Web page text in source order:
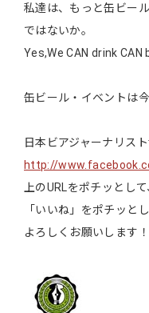
私達は、もっと缶ビー
ではないか。
Yes,We CAN drink CAN
缶ビール・イベントは
日本ビアジャーナリス
http://
上のURLをポチッとし
「いいね」をポチッと
よろしくお願いします！